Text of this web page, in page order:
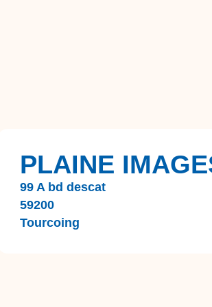
PLAINE
99 A bd descat
59200
Tourcoing